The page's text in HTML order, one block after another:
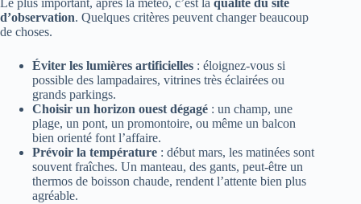
Le plus important, après la météo, c’est la qualité du site
d’observation. Quelques critères peuvent changer beaucoup
de choses.
Éviter les lumières artificielles : éloignez-vous si
possible des lampadaires, vitrines très éclairées ou
grands parkings.
Choisir un horizon ouest dégagé : un champ, une
plage, un pont, un promontoire, ou même un balcon
bien orienté font l’affaire.
Prévoir la température : début mars, les matinées sont
souvent fraîches. Un manteau, des gants, peut-être un
thermos de boisson chaude, rendent l’attente bien plus
agréable.